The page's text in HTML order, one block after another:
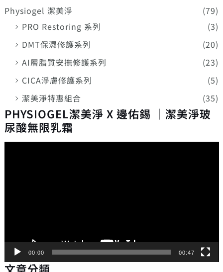
Physiogel 潔美淨
(79)
PRO Restoring 系列
(3)
DMT保濕修護系列
(20)
AI層脂質安撫修護系列
(23)
CICA淨膚修護系列
(5)
潔美淨特惠組合
(35)
PHYSIOGEL潔美淨 X 邊佑錫 ｜潔美淨玻
尿酸無限乳霜
00:00 00:47
文章分類